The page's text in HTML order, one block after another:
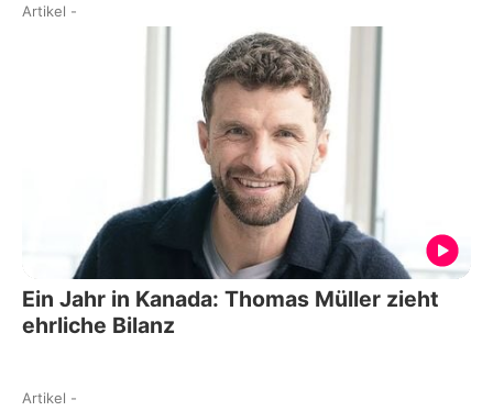
Artikel -
Ein Jahr in Kanada: Thomas Müller zieht
ehrliche Bilanz
Artikel -